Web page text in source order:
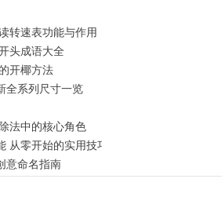
转速表功能与作用
头成语大全
开椰方法
全系列尺寸一览
法中的核心角色
从零开始的实用技巧
意命名指南